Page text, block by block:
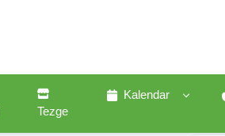
Tezge
Kalendar